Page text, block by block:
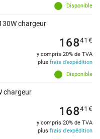
Disponible
chargeur
Disponible
16841 €
y compris 20% de TVA
plus frais d'expédition
chargeur
16841 €
y compris 20% de TVA
plus frais d'expédition